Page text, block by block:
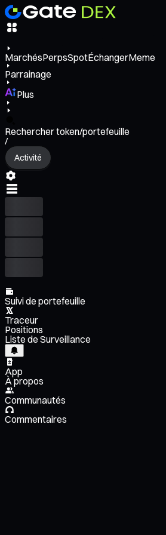
MarchésPerpsSpotÉchangerMeme
Parrainage
Plus
Rechercher token/portefeuille
/
Activité
Suivi de portefeuille
Traceur
Positions
Liste de Surveillance
App
À propos
Communautés
Commentaires